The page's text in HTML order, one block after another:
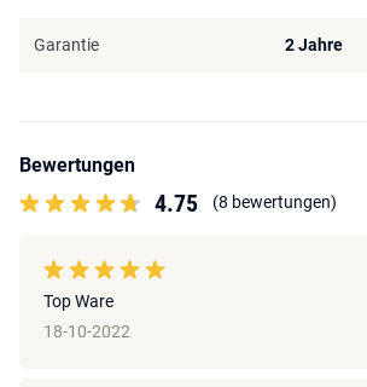
Garantie 2 Jahre
Bewertungen
4.75 (8 bewertungen)
Top Ware
18-10-2022